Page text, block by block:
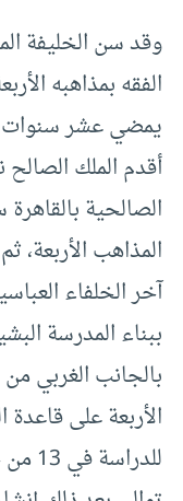
وقد سن الخليفة
الفقه بمذاهبه
يمضي عشر سنوات
أقدم الملك
المذاهب
آخر الخلفاء
بالجانب الغربي
الأربعة على